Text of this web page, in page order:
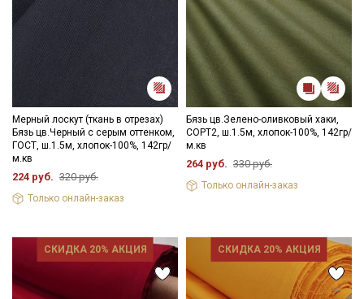
Мерный лоскут (ткань в отрезах)
Бязь цв.Черный с серым оттенком,
ГОСТ, ш.1.5м, хлопок-100%, 142гр/
м.кв
224 руб. 320 руб.
Только онлайн-заказ
Бязь цв.Зелено-оливковый хаки,
СОРТ2, ш.1.5м, хлопок-100%, 142гр/
м.кв
264 руб. 330 руб.
Только онлайн-заказ
СКИДКА 20% АКЦИЯ СКИДКА 20% АКЦИЯ